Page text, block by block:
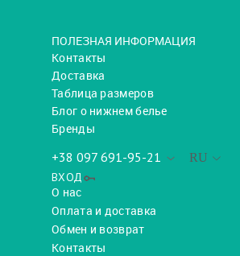
ПОЛЕЗНАЯ ИНФОРМАЦИЯ
Контакты
Доставка
Таблица размеров
Блог о нижнем белье
Бренды
RU
+38 097 691-95-21
ВХОД
О нас
Оплата и доставка
Обмен и возврат
Контакты